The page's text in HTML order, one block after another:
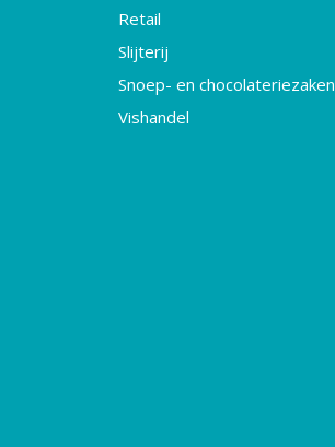
Retail
Slijterij
Snoep- en chocolateriezaken
Vishandel